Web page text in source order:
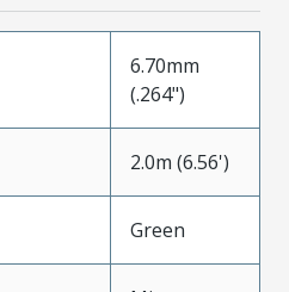
6.70mm
(.264")
2.0m (6.56')
Green